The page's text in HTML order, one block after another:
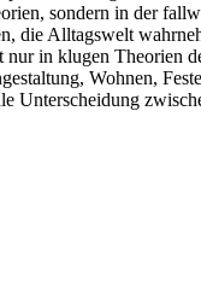
sondern in der
die Alltagswelt
in klugen Theorien
Wohnen,
Unterscheidung